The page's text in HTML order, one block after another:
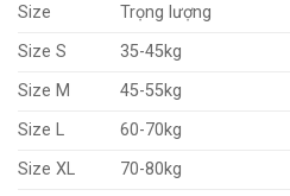
Size Trọng lượng
Size S
35-45kg
Size M
45-55kg
Size L
60-70kg
Size XL
70-80kg